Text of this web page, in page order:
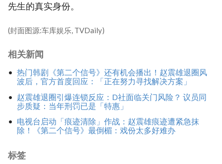
先生的真实身份。
(封面图源:车库娱乐, TVDaily)
相关新闻
热门韩剧《第二个信号》还有机会播出！赵震雄退圈风
波后，官方首度回应：「正在努力寻找解决方案」
赵震雄退圈引爆连锁反应：D社面临关门风险？ 议员同
步质疑：当年刑罚已是「特惠」
电视台启动「痕迹清除」作战：赵震雄痕迹遭紧急抹
除！《第二个信号》最倒楣：戏份太多好难办
标签